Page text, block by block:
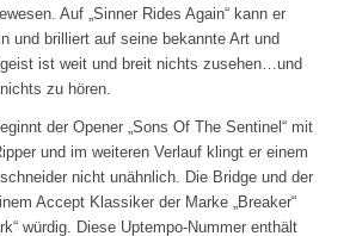
Auf „Sinner Rides Again“ kann er
und brilliert auf seine bekannte Art und
ist weit und breit nichts zusehen…und
zu hören.
der Opener „Sons Of The Sentinel“ mit
und im weiteren Verlauf klingt er einem
nicht unähnlich. Die Bridge und der
Accept Klassiker der Marke „Breaker“
würdig. Diese Uptempo-Nummer enthält